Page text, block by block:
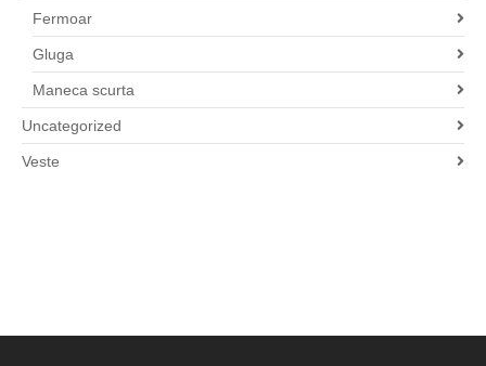
Fermoar
Gluga
Maneca scurta
Uncategorized
Veste